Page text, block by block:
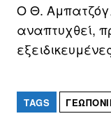
Ο Θ.
αναπτυχθεί,
TAGS